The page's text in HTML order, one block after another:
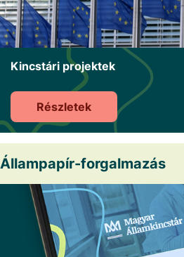
Kincstári projektek
Részletek
Állampapír-forgalmazás